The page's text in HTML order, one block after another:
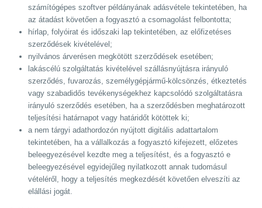
számítógépes szoftver példányának adásvétele tekintetében, ha
az átadást követően a fogyasztó a csomagolást felbontotta;
hírlap, folyóirat és időszaki lap tekintetében, az előfizetéses
szerződések kivételével;
nyilvános árverésen megkötött szerződések esetében;
lakáscélú szolgáltatás kivételével szállásnyújtásra irányuló
szerződés, fuvarozás, személygépjármű-kölcsönzés, étkeztetés
vagy szabadidős tevékenységekhez kapcsolódó szolgáltatásra
irányuló szerződés esetében, ha a szerződésben meghatározott
teljesítési határnapot vagy határidőt kötöttek ki;
a nem tárgyi adathordozón nyújtott digitális adattartalom
tekintetében, ha a vállalkozás a fogyasztó kifejezett, előzetes
beleegyezésével kezdte meg a teljesítést, és a fogyasztó e
beleegyezésével egyidejűleg nyilatkozott annak tudomásul
vételéről, hogy a teljesítés megkezdését követően elveszíti az
elállási jogát.